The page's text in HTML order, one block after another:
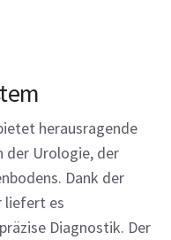
herausragende
der Urologie, der
Dank der
liefert es
Diagnostik. Der